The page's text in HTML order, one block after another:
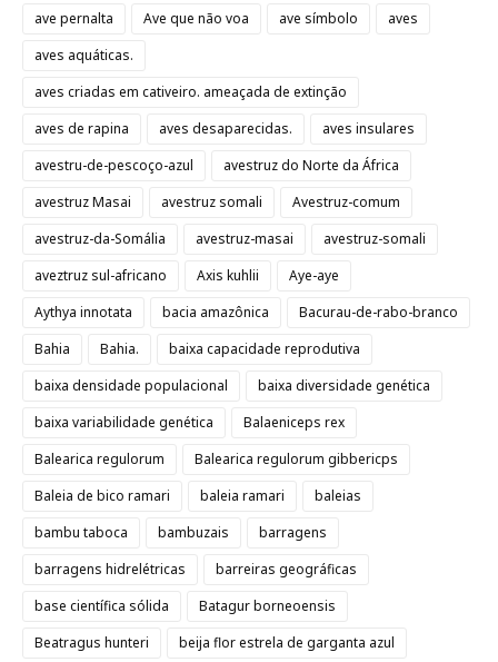
ave pernalta
Ave que não voa ave símbolo
aves
aves aquáticas.
aves criadas em cativeiro. ameaçada de extinção
aves de rapina
aves desaparecidas.
aves insulares
avestru-de-pescoço-azul
avestruz do Norte da África
avestruz Masai
avestruz somali
Avestruz-comum
avestruz-da-Somália
avestruz-masai
avestruz-somali
aveztruz sul-africano
Axis kuhlii
Aye-aye
Aythya innotata
bacia amazônica
Bacurau-de-rabo-branco
Bahia
Bahia.
baixa capacidade reprodutiva
baixa densidade populacional
baixa diversidade genética
baixa variabilidade genética
Balaeniceps rex
Balearica regulorum
Balearica regulorum gibbericps
Baleia de bico ramari
baleia ramari
baleias
bambu taboca
bambuzais
barragens
barragens hidrelétricas
barreiras geográficas
base científica sólida
Batagur borneoensis
Beatragus hunteri
beija flor estrela de garganta azul